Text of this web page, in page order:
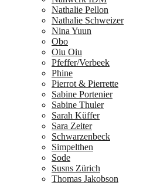
Nathalie Pellon
Nathalie Schweizer
Nina Yuun
Obo
Oiu Oiu
Pfeffer/Verbeek
Phine
Pierrot & Pierrette
Sabine Portenier
Sabine Thuler
Sarah Küffer
Sara Zeiter
Schwarzenbeck
Simpelthen
Sode
Susns Zürich
Thomas Jakobson